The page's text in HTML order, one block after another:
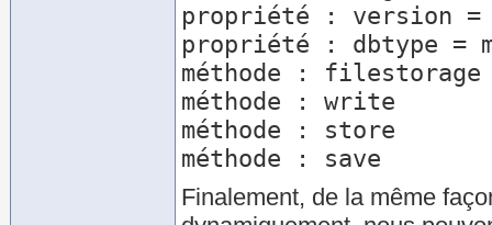
propriété : version =
propriété : dbtype =
méthode : filestorage
méthode : write
méthode : store
Finalement, de la même